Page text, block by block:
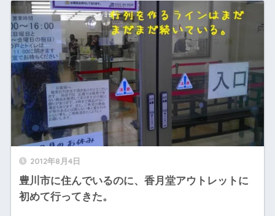
2012年8月4日
豊川市に住んでいるのに、香月堂アウトレットに
初めて行ってきた。